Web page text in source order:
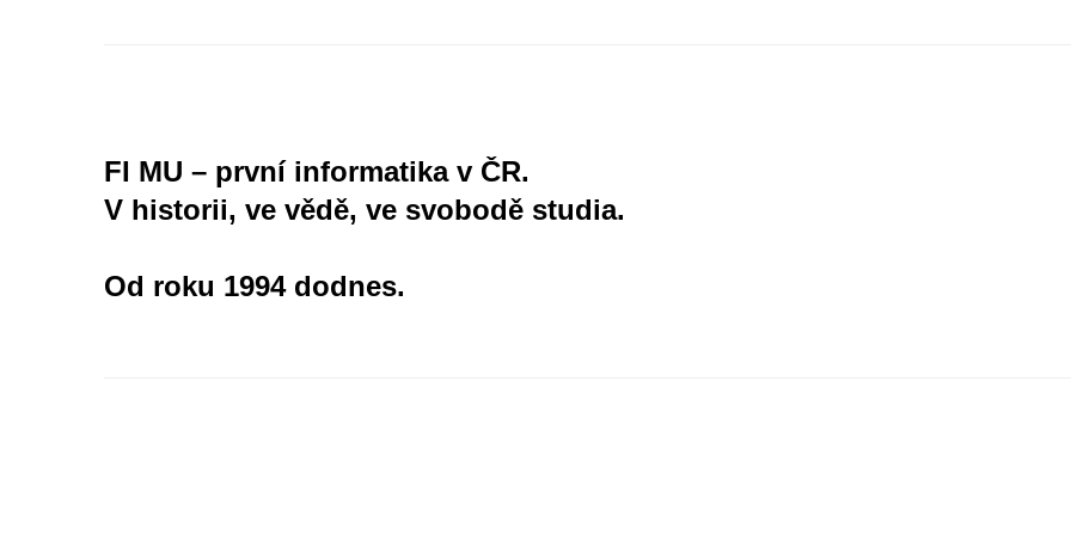
FI MU – první informatika v ČR.
V historii, ve vědě, ve svobodě studia.
Od roku 1994 dodnes.